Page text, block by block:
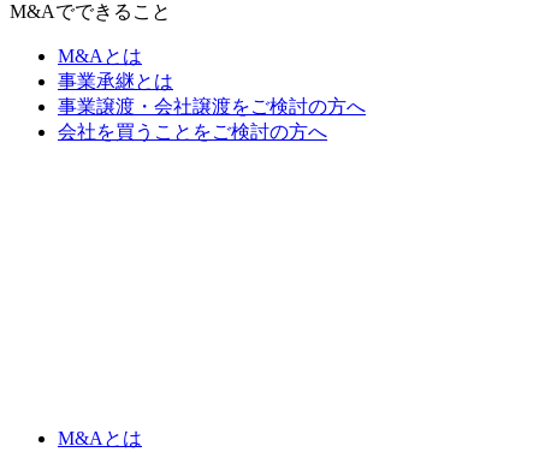
M&Aでできること
M&Aとは
事業承継とは
事業譲渡・会社譲渡をご検討の方へ
会社を買うことをご検討の方へ
M&Aとは